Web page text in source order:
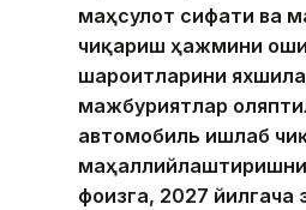
маҳсулот сифати ва
чиқариш ҳажмини
шароитларини
мажбуриятлар
автомобиль ишлаб
фоизга, 2027 йилгача